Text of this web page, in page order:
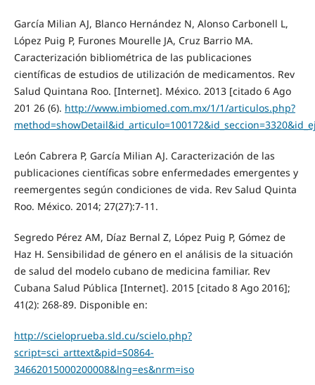
García Milian AJ, Blanco Hernández N, Alonso Carbonell L,
López Puig P, Furones Mourelle JA, Cruz Barrio MA.
Caracterización bibliométrica de las publicaciones
científicas de estudios de utilización de medicamentos. Rev
Salud Quintana Roo. [Internet]. México. 2013 [citado 6 Ago
201 26 (6). http://www.imbiomed.com.mx/1/1/articulos.php?
León Cabrera P, García Milian AJ. Caracterización de las
publicaciones científicas sobre enfermedades emergentes y
reemergentes según condiciones de vida. Rev Salud Quinta
Roo. México. 2014; 27(27):7-11.
Segredo Pérez AM, Díaz Bernal Z, López Puig P, Gómez de
Haz H. Sensibilidad de género en el análisis de la situación
de salud del modelo cubano de medicina familiar. Rev
Cubana Salud Pública [Internet]. 2015 [citado 8 Ago 2016];
41(2): 268-89. Disponible en:
http://scieloprueba.sld.cu/scielo.php?
script=sci_arttext&pid=S0864-
34662015000200008&lng=es&nrm=iso